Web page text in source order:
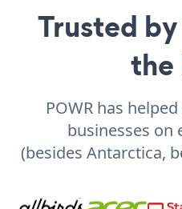
Trusted
the
POWR has
businesses on
(besides Antarctica,